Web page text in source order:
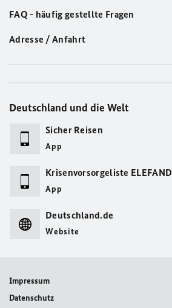
FAQ - häufig gestellte Fragen
Adresse / Anfahrt
Deutschland und die Welt
Sicher Reisen
App
Krisenvorsorgeliste ELEFAND
App
Deutschland.de
Website
Impressum
Datenschutz